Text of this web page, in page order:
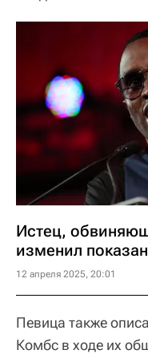
Истец,
изменил
12 апреля 2025, 20:01
Певица также
Комбс в ходе их